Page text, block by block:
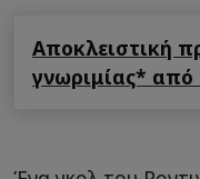
Αποκλειστική
γνωριμίας*